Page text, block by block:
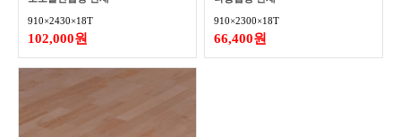
910×2430×18T
102,000원
910×2300×18T
66,400원